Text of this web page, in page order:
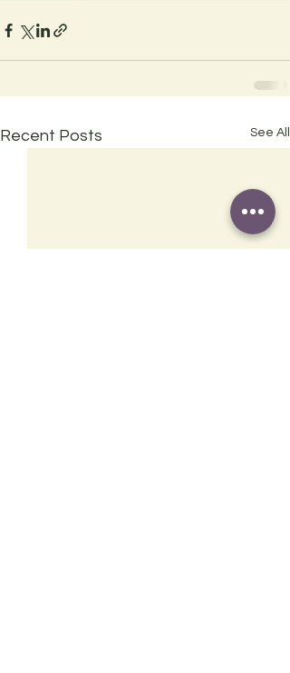
Recent Posts See All